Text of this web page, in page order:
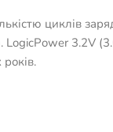
циклів
3.2V